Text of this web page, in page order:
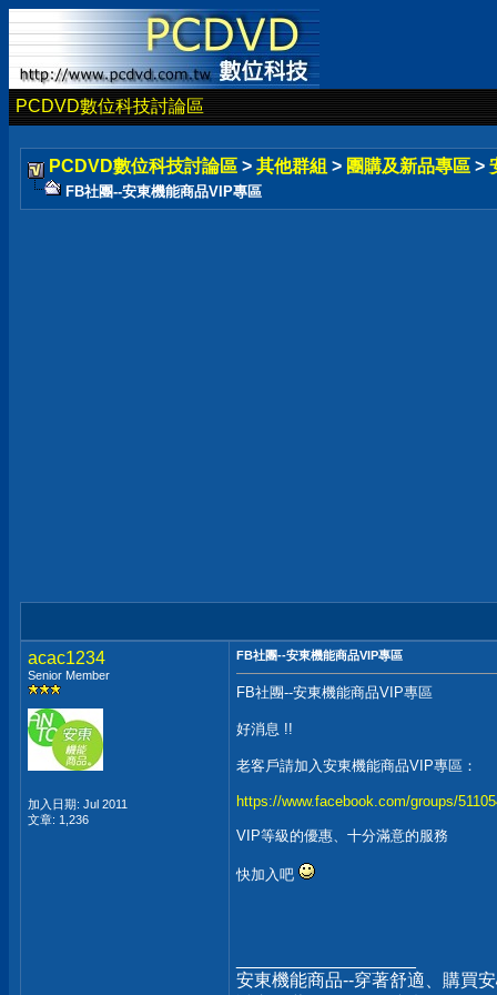
PCDVD數位科技討論區
PCDVD數位科技討論區 > 其他群組 > 團購及新品專區 >
FB社團--安東機能商品VIP專區
acac1234
Senior Member
加入日期: Jul 2011
文章: 1,236
FB社團--安東機能商品VIP專區
FB社團--安東機能商品VIP專區
好消息 !!
老客戶請加入安東機能商品VIP專區：
https://www.facebook.com/groups/
VIP等級的優惠、十分滿意的服務
快加入吧
安東機能商品--穿著舒適、購買